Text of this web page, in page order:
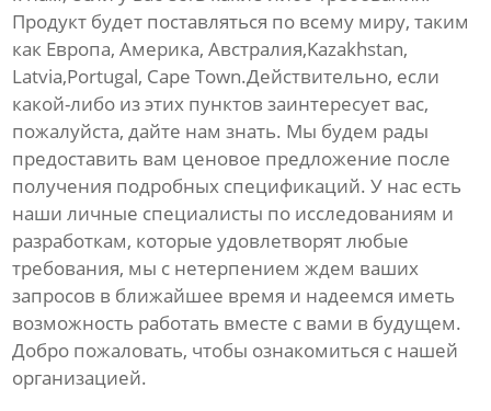
Продукт будет поставляться по всему миру, таким
как Европа, Америка, Австралия,Kazakhstan,
Latvia,Portugal, Cape Town.Действительно, если
какой-либо из этих пунктов заинтересует вас,
пожалуйста, дайте нам знать. Мы будем рады
предоставить вам ценовое предложение после
получения подробных спецификаций. У нас есть
наши личные специалисты по исследованиям и
разработкам, которые удовлетворят любые
требования, мы с нетерпением ждем ваших
запросов в ближайшее время и надеемся иметь
возможность работать вместе с вами в будущем.
Добро пожаловать, чтобы ознакомиться с нашей
организацией.